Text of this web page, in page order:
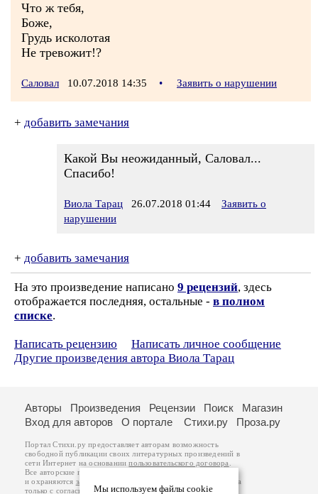
Что ж тебя,
Боже,
Грудь исколотая
Не тревожит!?
Саловал 10.07.2018 14:35 • Заявить о нарушении
+ добавить замечания
Какой Вы неожиданный, Саловал...
Спасибо!
Виола Тарац 26.07.2018 01:44
Заявить о
нарушении
+ добавить замечания
На это произведение написано 9 рецензий, здесь
отображается последняя, остальные - в полном
списке.
Написать рецензию
Написать личное сообщение
Другие произведения автора Виола Тарац
Мы используем файлы cookie
Авторы Произведения Рецензии Поиск
Магазин
Вход для авторов
О портале Стихи.ру Проза.ру
Портал Стихи.ру предоставляет авторам возможность
свободной публикации своих литературных произведений в
сети Интернет на основаниипользовательского договора
Все авторские права на произведения принадлежат авторам
и охраняются законом
. Перепечатка произведений возможна
только с согласия его автора, к которому вы можете